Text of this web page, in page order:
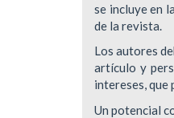
se incluye en
de la revista.
Los autores
artículo y
intereses, que
Un potencial